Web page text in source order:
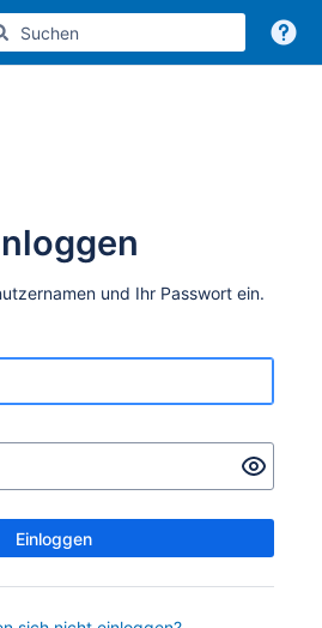
Weitere Informationen
und Ihr Passwort ein.
Einloggen